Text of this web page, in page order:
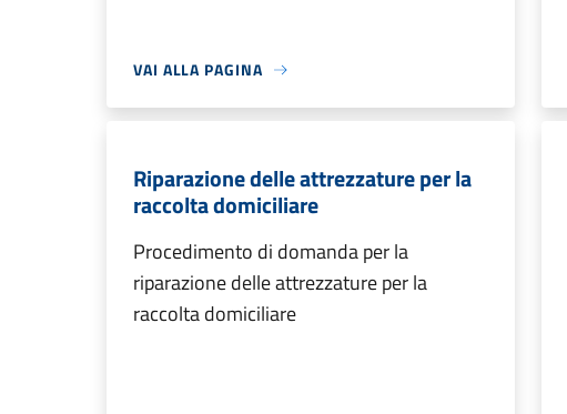
VAI ALLA PAGINA
Riparazione delle attrezzature per la
raccolta domiciliare
Procedimento di domanda per la
riparazione delle attrezzature per la
raccolta domiciliare